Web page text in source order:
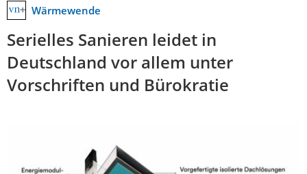
Wärmewende
Serielles Sanieren leidet in
Deutschland vor allem unter
Vorschriften und Bürokratie